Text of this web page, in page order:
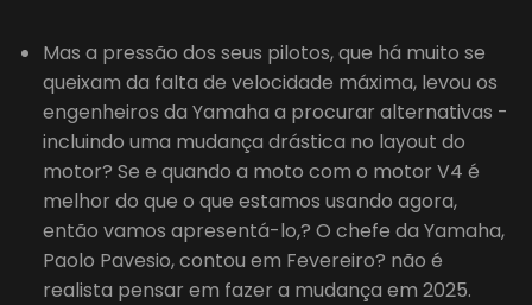
Mas a pressão dos seus pilotos, que há muito se
queixam da falta de velocidade máxima, levou os
engenheiros da Yamaha a procurar alternativas -
incluindo uma mudança drástica no layout do
motor? Se e quando a moto com o motor V4 é
melhor do que o que estamos usando agora,
então vamos apresentá-lo,? O chefe da Yamaha,
Paolo Pavesio, contou em Fevereiro? não é
realista pensar em fazer a mudança em 2025.